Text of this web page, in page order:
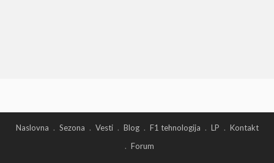
Naslovna Sezona Vesti Blog F1 tehnologija LP
Kontakt
Forum